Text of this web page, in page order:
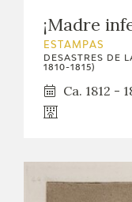
¡Madre
ESTAMPAS
DESASTRES DE
1810-1815)
Ca. 1812 -